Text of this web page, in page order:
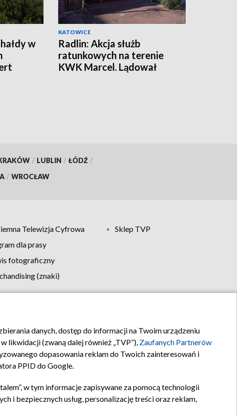
w
KATOWICE
Radlin: Akcja służb
ratunkowych na terenie
KWK Marcel. Lądował
/ LUBLIN / ŁÓDŹ /
/ WROCŁAW
Telewizja Cyfrowa
Sklep TVP
dla prasy
fotograficzny
(znaki)
reklamy Kontakt
danych, dostęp do informacji na Twoim urządzeniu
likwidacji (zwaną dalej również „TVP”), Zaufanych Partnerów
dopasowania reklam do Twoich zainteresowań i
PPID do Google.
w tym informacje zapisywane za pomocą technologii
i bezpiecznych usług, personalizację treści oraz reklam,